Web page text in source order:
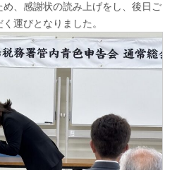
、感謝状の読み上げをし、後日ご
運びとなりました。